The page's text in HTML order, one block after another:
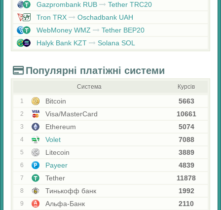
Gazprombank RUB
Tether TRC20
Tron TRX
Oschadbank UAH
WebMoney WMZ
Tether BEP20
Halyk Bank KZT
Solana SOL
Популярні платіжні системи
Система Курсів
1 Bitcoin 5663
2 Visa/MasterCard 10661
3 Ethereum 5074
4 Volet 7088
5 Litecoin 3889
6 Payeer 4839
7 Tether 11878
8 Тинькофф банк 1992
9 Альфа-Банк 2110